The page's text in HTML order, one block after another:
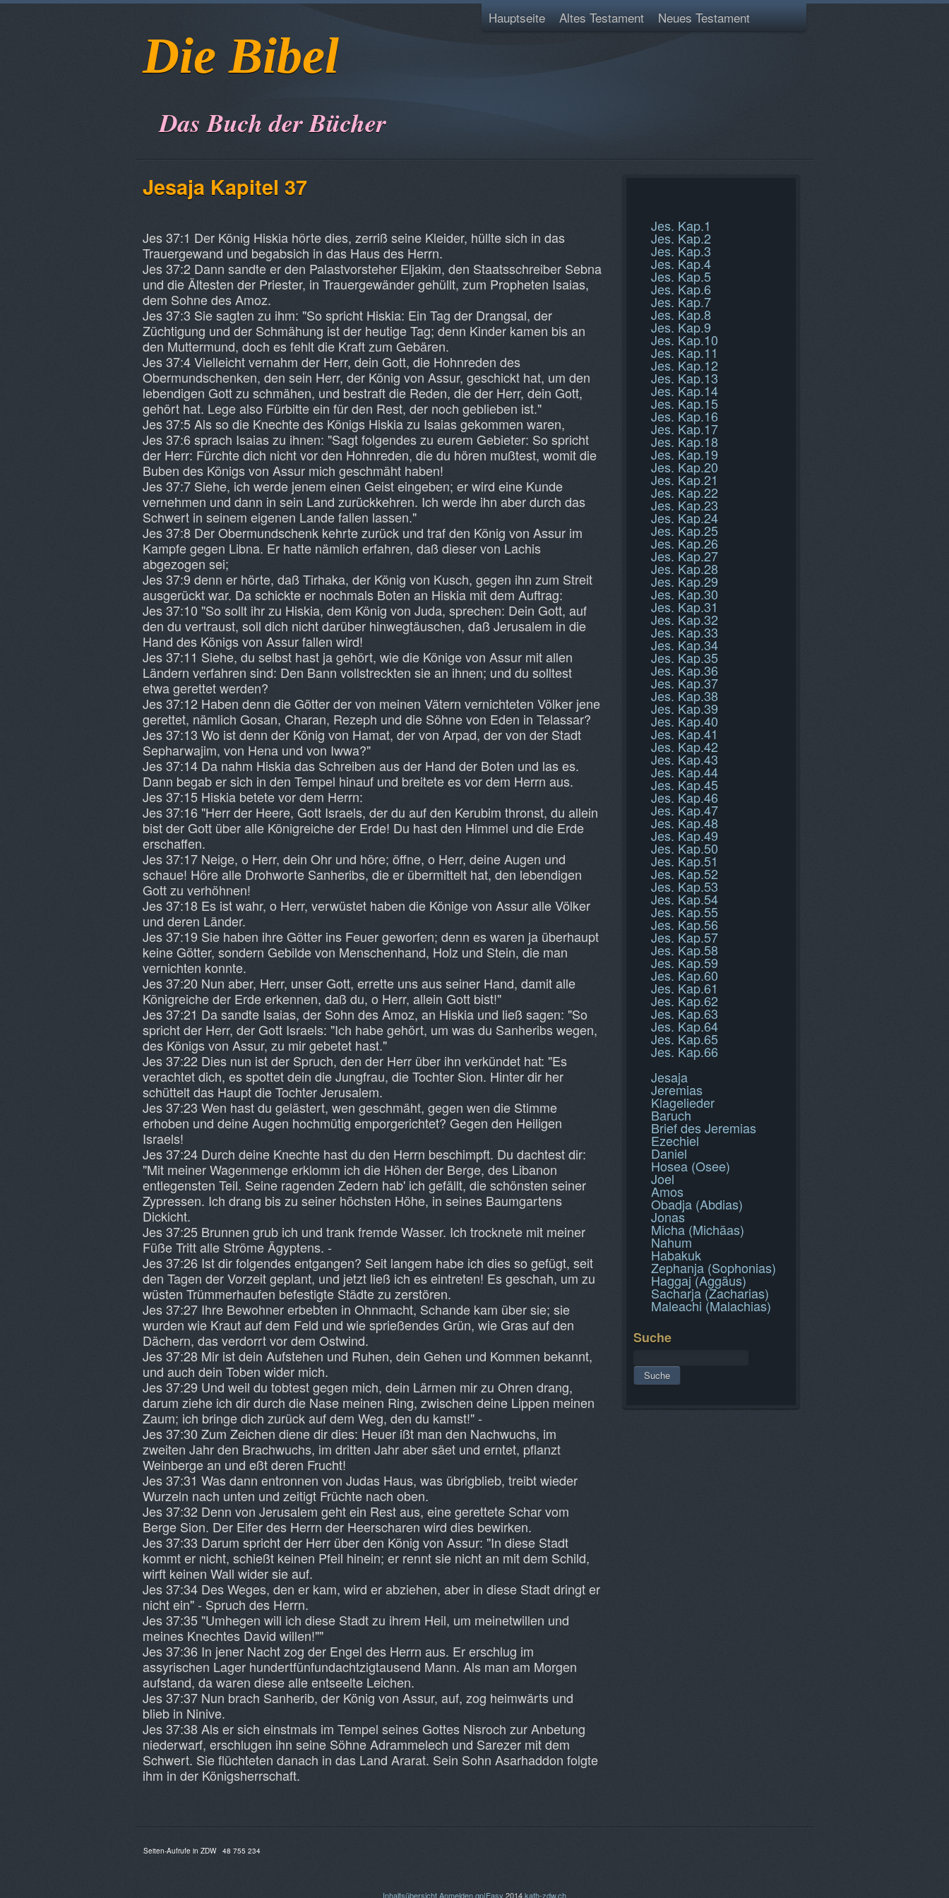
Die Bibel
Das Buch der Bücher
Hauptseite Altes Testament Neues Testament
Jesaja Kapitel 37
Jes 37:1 Der König Hiskia hörte dies, zerriß seine Kleider, hüllte sich in das
Trauergewand und begabsich in das Haus des Herrn.
Jes 37:2 Dann sandte er den Palastvorsteher Eljakim, den Staatsschreiber Sebna
und die Ältesten der Priester, in Trauergewänder gehüllt, zum Propheten Isaias,
dem Sohne des Amoz.
Jes 37:3 Sie sagten zu ihm: "So spricht Hiskia: Ein Tag der Drangsal, der
Züchtigung und der Schmähung ist der heutige Tag; denn Kinder kamen bis an
den Muttermund, doch es fehlt die Kraft zum Gebären.
Jes 37:4 Vielleicht vernahm der Herr, dein Gott, die Hohnreden des
Obermundschenken, den sein Herr, der König von Assur, geschickt hat, um den
lebendigen Gott zu schmähen, und bestraft die Reden, die der Herr, dein Gott,
gehört hat. Lege also Fürbitte ein für den Rest, der noch geblieben ist."
Jes 37:5 Als so die Knechte des Königs Hiskia zu Isaias gekommen waren,
Jes 37:6 sprach Isaias zu ihnen: "Sagt folgendes zu eurem Gebieter: So spricht
der Herr: Fürchte dich nicht vor den Hohnreden, die du hören mußtest, womit die
Buben des Königs von Assur mich geschmäht haben!
Jes 37:7 Siehe, ich werde jenem einen Geist eingeben; er wird eine Kunde
vernehmen und dann in sein Land zurückkehren. Ich werde ihn aber durch das
Schwert in seinem eigenen Lande fallen lassen."
Jes 37:8 Der Obermundschenk kehrte zurück und traf den König von Assur im
Kampfe gegen Libna. Er hatte nämlich erfahren, daß dieser von Lachis
abgezogen sei;
Jes 37:9 denn er hörte, daß Tirhaka, der König von Kusch, gegen ihn zum Streit
ausgerückt war. Da schickte er nochmals Boten an Hiskia mit dem Auftrag:
Jes 37:10 "So sollt ihr zu Hiskia, dem König von Juda, sprechen: Dein Gott, auf
den du vertraust, soll dich nicht darüber hinwegtäuschen, daß Jerusalem in die
Hand des Königs von Assur fallen wird!
Jes 37:11 Siehe, du selbst hast ja gehört, wie die Könige von Assur mit allen
Ländern verfahren sind: Den Bann vollstreckten sie an ihnen; und du solltest
etwa gerettet werden?
Jes 37:12 Haben denn die Götter der von meinen Vätern vernichteten Völker jene
gerettet, nämlich Gosan, Charan, Rezeph und die Söhne von Eden in Telassar?
Jes 37:13 Wo ist denn der König von Hamat, der von Arpad, der von der Stadt
Sepharwajim, von Hena und von Iwwa?"
Jes 37:14 Da nahm Hiskia das Schreiben aus der Hand der Boten und las es.
Dann begab er sich in den Tempel hinauf und breitete es vor dem Herrn aus.
Jes 37:15 Hiskia betete vor dem Herrn:
Jes 37:16 "Herr der Heere, Gott Israels, der du auf den Kerubim thronst, du allein
bist der Gott über alle Königreiche der Erde! Du hast den Himmel und die Erde
erschaffen.
Jes 37:17 Neige, o Herr, dein Ohr und höre; öffne, o Herr, deine Augen und
schaue! Höre alle Drohworte Sanheribs, die er übermittelt hat, den lebendigen
Gott zu verhöhnen!
Jes 37:18 Es ist wahr, o Herr, verwüstet haben die Könige von Assur alle Völker
und deren Länder.
Jes 37:19 Sie haben ihre Götter ins Feuer geworfen; denn es waren ja überhaupt
keine Götter, sondern Gebilde von Menschenhand, Holz und Stein, die man
vernichten konnte.
Jes 37:20 Nun aber, Herr, unser Gott, errette uns aus seiner Hand, damit alle
Königreiche der Erde erkennen, daß du, o Herr, allein Gott bist!"
Jes 37:21 Da sandte Isaias, der Sohn des Amoz, an Hiskia und ließ sagen: "So
spricht der Herr, der Gott Israels: "Ich habe gehört, um was du Sanheribs wegen,
des Königs von Assur, zu mir gebetet hast."
Jes 37:22 Dies nun ist der Spruch, den der Herr über ihn verkündet hat: "Es
verachtet dich, es spottet dein die Jungfrau, die Tochter Sion. Hinter dir her
schüttelt das Haupt die Tochter Jerusalem.
Jes 37:23 Wen hast du gelästert, wen geschmäht, gegen wen die Stimme
erhoben und deine Augen hochmütig emporgerichtet? Gegen den Heiligen
Israels!
Jes 37:24 Durch deine Knechte hast du den Herrn beschimpft. Du dachtest dir:
"Mit meiner Wagenmenge erklomm ich die Höhen der Berge, des Libanon
entlegensten Teil. Seine ragenden Zedern hab' ich gefällt, die schönsten seiner
Zypressen. Ich drang bis zu seiner höchsten Höhe, in seines Baumgartens
Dickicht.
Jes 37:25 Brunnen grub ich und trank fremde Wasser. Ich trocknete mit meiner
Füße Tritt alle Ströme Ägyptens. -
Jes 37:26 Ist dir folgendes entgangen? Seit langem habe ich dies so gefügt, seit
den Tagen der Vorzeit geplant, und jetzt ließ ich es eintreten! Es geschah, um zu
wüsten Trümmerhaufen befestigte Städte zu zerstören.
Jes 37:27 Ihre Bewohner erbebten in Ohnmacht, Schande kam über sie; sie
wurden wie Kraut auf dem Feld und wie sprießendes Grün, wie Gras auf den
Dächern, das verdorrt vor dem Ostwind.
Jes 37:28 Mir ist dein Aufstehen und Ruhen, dein Gehen und Kommen bekannt,
und auch dein Toben wider mich.
Jes 37:29 Und weil du tobtest gegen mich, dein Lärmen mir zu Ohren drang,
darum ziehe ich dir durch die Nase meinen Ring, zwischen deine Lippen meinen
Zaum; ich bringe dich zurück auf dem Weg, den du kamst!" -
Jes 37:30 Zum Zeichen diene dir dies: Heuer ißt man den Nachwuchs, im
zweiten Jahr den Brachwuchs, im dritten Jahr aber säet und erntet, pflanzt
Weinberge an und eßt deren Frucht!
Jes 37:31 Was dann entronnen von Judas Haus, was übrigblieb, treibt wieder
Wurzeln nach unten und zeitigt Früchte nach oben.
Jes 37:32 Denn von Jerusalem geht ein Rest aus, eine gerettete Schar vom
Berge Sion. Der Eifer des Herrn der Heerscharen wird dies bewirken.
Jes 37:33 Darum spricht der Herr über den König von Assur: "In diese Stadt
kommt er nicht, schießt keinen Pfeil hinein; er rennt sie nicht an mit dem Schild,
wirft keinen Wall wider sie auf.
Jes 37:34 Des Weges, den er kam, wird er abziehen, aber in diese Stadt dringt er
nicht ein" - Spruch des Herrn.
Jes 37:35 "Umhegen will ich diese Stadt zu ihrem Heil, um meinetwillen und
meines Knechtes David willen!""
Jes 37:36 In jener Nacht zog der Engel des Herrn aus. Er erschlug im
assyrischen Lager hundertfünfundachtzigtausend Mann. Als man am Morgen
aufstand, da waren diese alle entseelte Leichen.
Jes 37:37 Nun brach Sanherib, der König von Assur, auf, zog heimwärts und
blieb in Ninive.
Jes 37:38 Als er sich einstmals im Tempel seines Gottes Nisroch zur Anbetung
niederwarf, erschlugen ihn seine Söhne Adrammelech und Sarezer mit dem
Schwert. Sie flüchteten danach in das Land Ararat. Sein Sohn Asarhaddon folgte
ihm in der Königsherrschaft.
Jes. Kap.1
Jes. Kap.2
Jes. Kap.3
Jes. Kap.4
Jes. Kap.5
Jes. Kap.6
Jes. Kap.7
Jes. Kap.8
Jes. Kap.9
Jes. Kap.10
Jes. Kap.11
Jes. Kap.12
Jes. Kap.13
Jes. Kap.14
Jes. Kap.15
Jes. Kap.16
Jes. Kap.17
Jes. Kap.18
Jes. Kap.19
Jes. Kap.20
Jes. Kap.21
Jes. Kap.22
Jes. Kap.23
Jes. Kap.24
Jes. Kap.25
Jes. Kap.26
Jes. Kap.27
Jes. Kap.28
Jes. Kap.29
Jes. Kap.30
Jes. Kap.31
Jes. Kap.32
Jes. Kap.33
Jes. Kap.34
Jes. Kap.35
Jes. Kap.36
Jes. Kap.37
Jes. Kap.38
Jes. Kap.39
Jes. Kap.40
Jes. Kap.41
Jes. Kap.42
Jes. Kap.43
Jes. Kap.44
Jes. Kap.45
Jes. Kap.46
Jes. Kap.47
Jes. Kap.48
Jes. Kap.49
Jes. Kap.50
Jes. Kap.51
Jes. Kap.52
Jes. Kap.53
Jes. Kap.54
Jes. Kap.55
Jes. Kap.56
Jes. Kap.57
Jes. Kap.58
Jes. Kap.59
Jes. Kap.60
Jes. Kap.61
Jes. Kap.62
Jes. Kap.63
Jes. Kap.64
Jes. Kap.65
Jes. Kap.66
Jesaja
Jeremias
Klagelieder
Baruch
Brief des Jeremias
Ezechiel
Daniel
Hosea (Osee)
Joel
Amos
Obadja (Abdias)
Jonas
Micha (Michäas)
Nahum
Habakuk
Zephanja (Sophonias)
Haggaj (Aggäus)
Sacharja (Zacharias)
Maleachi (Malachias)
Suche
Seiten-Aufrufe in ZDW 48 755 234
InhaltsübersichtAnmeldengp|Easy 2014kath-zdw.ch